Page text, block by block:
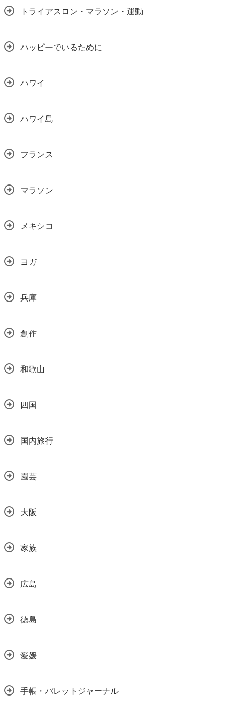
トライアスロン・マラソン・運動
ハッピーでいるために
ハワイ
ハワイ島
フランス
マラソン
メキシコ
ヨガ
兵庫
創作
和歌山
四国
国内旅行
園芸
大阪
家族
広島
徳島
愛媛
手帳・バレットジャーナル